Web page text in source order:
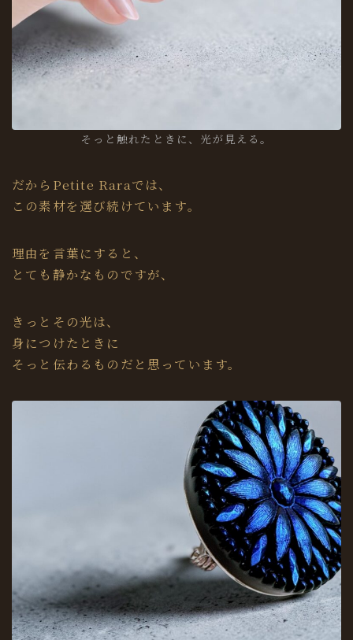
そっと触れたときに、光が見える。
だからPetite Raraでは、
この素材を選び続けています。
理由を言葉にすると、
とても静かなものですが、
きっとその光は、
身につけたときに
そっと伝わるものだと思っています。